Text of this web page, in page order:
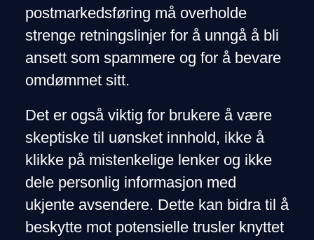
postmarkedsføring må overholde
strenge retningslinjer for å unngå å bli
ansett som spammere og for å bevare
omdømmet sitt.
Det er også viktig for brukere å være
skeptiske til uønsket innhold, ikke å
klikke på mistenkelige lenker og ikke
dele personlig informasjon med
ukjente avsendere. Dette kan bidra til å
beskytte mot potensielle trusler knyttet